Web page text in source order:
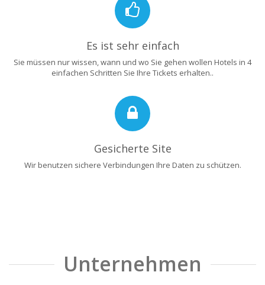
Es ist sehr einfach
Sie müssen nur wissen, wann und wo Sie gehen wollen Hotels in 4
einfachen Schritten Sie Ihre Tickets erhalten..
Gesicherte Site
Wir benutzen sichere Verbindungen Ihre Daten zu schützen.
Unternehmen